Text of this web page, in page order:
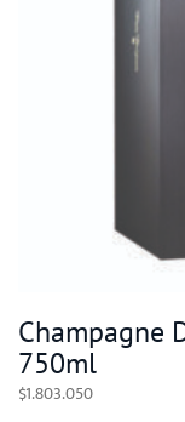
Champagne
750ml
$1.803.050